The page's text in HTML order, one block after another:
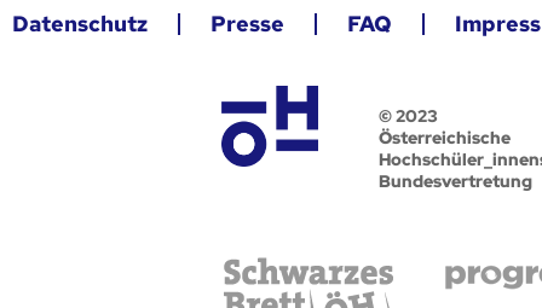
Datenschutz Presse FAQ
© 2023
Österreichische
Bundesvertretung